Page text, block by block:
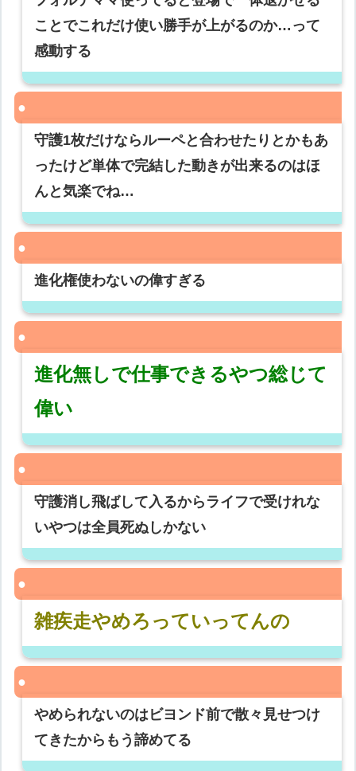
ことでこれだけ使い勝手が上がるのか…って
感動する
守護1枚だけならルーペと合わせたりとかもあ
ったけど単体で完結した動きが出来るのはほ
んと気楽でね…
進化権使わないの偉すぎる
進化無しで仕事できるやつ総じて
偉い
守護消し飛ばして入るからライフで受けれな
いやつは全員死ぬしかない
雑疾走やめろっていってんの
やめられないのはビヨンド前で散々見せつけ
てきたからもう諦めてる